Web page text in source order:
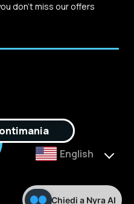
Chiedi a Nyra AI
don't miss our offers
English